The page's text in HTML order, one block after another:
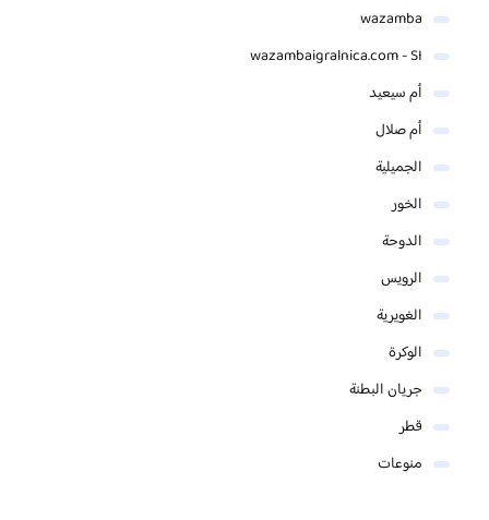
wazamba
wazambaigralnica.com - SI
أم سيعيد
أم صلال
الجميلية
الخور
الدوحة
الرويس
الغويرية
الوكرة
جريان البطنة
قطر
منوعات